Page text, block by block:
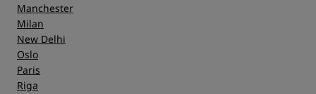
Manchester
Milan
New Delhi
Oslo
Paris
Riga